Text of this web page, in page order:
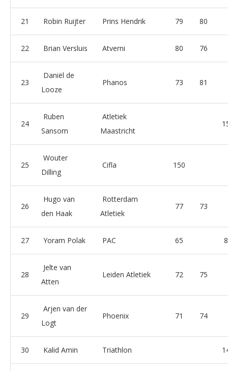
21 Robin Ruijter Prins Hendrik 79 80
22 Brian Versluis Atverni 80 76
23
Daniël de
Looze
Phanos 73 81
24
Ruben
Sansom
Atletiek
Maastricht
25
Wouter
Dilling
Cifla 150
26
Hugo van
den Haak
Rotterdam
Atletiek
77 73
27 Yoram Polak PAC 65
28
Jelte van
Atten
Leiden Atletiek 72 75
29
Arjen van der
Logt
Phoenix 71 74
30 Kalid Amin Triathlon